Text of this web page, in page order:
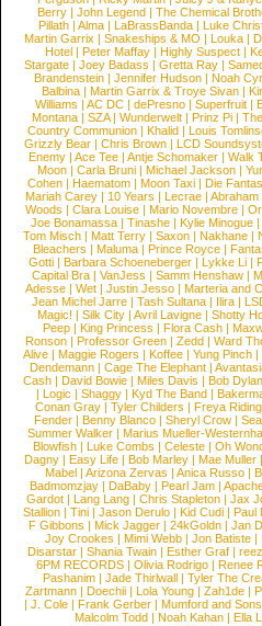
Berry | John Legend | The Chemical
Pillath |Alma |LaBrassBanda |Luke
Martin Garrix | Snakeships & MO | Louka |
Hotel | Peter Maffay | Highly Suspect |
Stargate |Joey Badass |Gretta Ray |
Brandenstein |Jennifer Hudson |Noah
Balbina | Martin Garrix & Troye Sivan |
Williams |AC DC |dePresno |Superfruit |
Montana |SZA|Wunderwelt |Prinz Pi |
Country Communion | Khalid | Louis
Grizzly Bear | Chris Brown | LCD
Enemy | Ace Tee | Antje Schomaker | Walk
Moon |Carla Bruni |Michael Jackson |
Cohen |Haematom |Moon Taxi |Die
Mariah Carey | 10 Years | Lecrae | Abraham
Woods |Clara Louise |Mario Novembre |
Joe Bonamassa | Tinashe | Kylie Minogue |
Tom Misch |Matt Terry |Saxon |Nakhane |
Bleachers | Maluma | Prince Royce |
Gotti |Barbara Schoeneberger |Lykke Li |
Capital Bra |VanJess |Samm Henshaw |
Adesse |Wet |Justin Jesso |Marteria and
Jean Michel Jarre |Tash Sultana | Ilira |
Magic! | Silk City | Avril Lavigne | Shotty
Peep |King Princess |Flora Cash |
Ronson |Professor Green |Zedd |Ward
Alive |Maggie Rogers |Koffee |Yung Pinch |
Dendemann |Cage The Elephant |
Cash | David Bowie | Miles Davis | Bob Dylan
|Logic |Shaggy |Kyd The Band |
Conan Gray |Tyler Childers |Freya
Fender |Benny Blanco |Sheryl Crow |
Summer Walker |Marius Mueller-
Blowfish | Luke Combs | Celeste | Oh
Dagny |Easy Life |Bob Marley |Mae Muller
Mabel |Arizona Zervas |Anica Russo |
Badmomzjay |DaBaby |Pearl Jam |
Gardot | Lang Lang | Chris Stapleton | Jax
Stallion |Tini |Jason Derulo |Kid Cudi |Paul
F Gibbons | Mick Jagger | 24kGoldn | Jan
Joy Crookes | Mimi Webb | Jon Batiste |
Disarstar | Shania Twain | Esther Graf |
6PM RECORDS | Olivia Rodrigo | Renee
Pashanim |Jade Thirlwall |Tyler The
Zartmann | Doechii | Lola Young | Zah1de |
| J. Cole | Frank Gerber | Mumford and Sons
Malcolm Todd | Noah Kahan | Ella